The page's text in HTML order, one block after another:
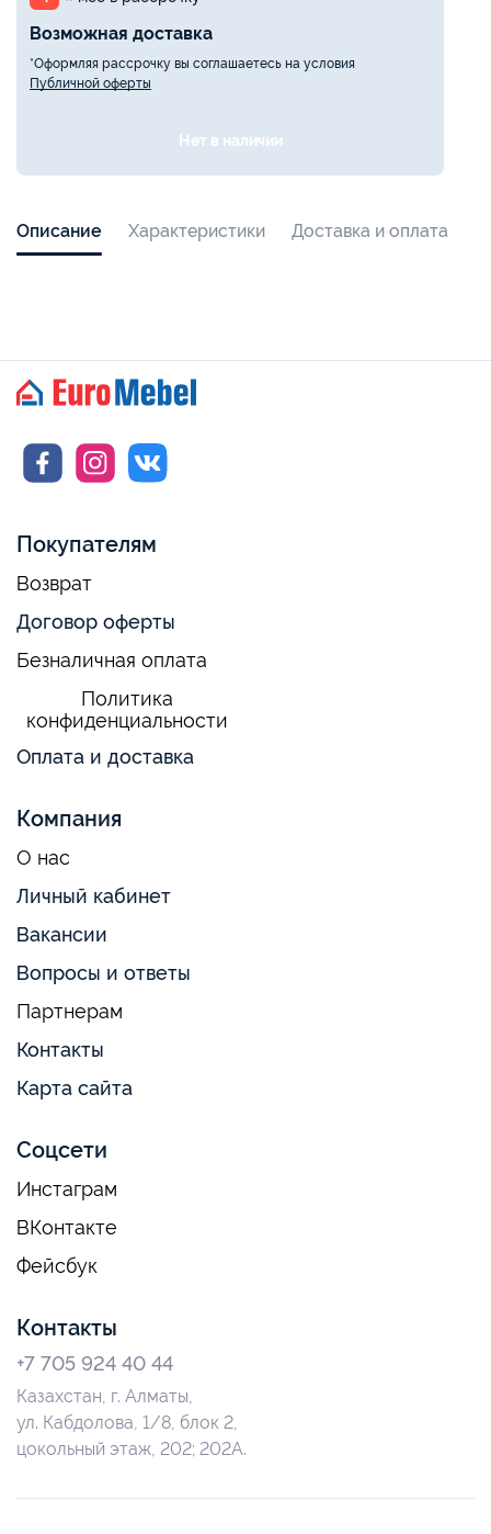
Возможная доставка
*Оформляя рассрочку вы соглашаетесь на условия
Публичной оферты
Нет в наличии
Описание Характеристики Доставка и оплата
Покупателям
Возврат
Договор оферты
Безналичная оплата
Политика
конфиденциальности
Оплата и доставка
Компания
О нас
Личный кабинет
Вакансии
Вопросы и ответы
Партнерам
Контакты
Карта сайта
Соцсети
Инстаграм
ВКонтакте
Фейсбук
Контакты
+7 705 924 40 44
Казахстан, г. Алматы,
ул. Кабдолова, 1/8, блок 2,
цокольный этаж, 202; 202А.